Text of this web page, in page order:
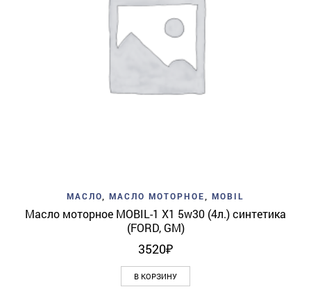
МАСЛО МАСЛО МОТОРНОЕ MOBIL
Масло моторное MOBIL-1 X1 5w30 (4л.) синтетика
(FORD, GM)
3520₽
В КОРЗИНУ